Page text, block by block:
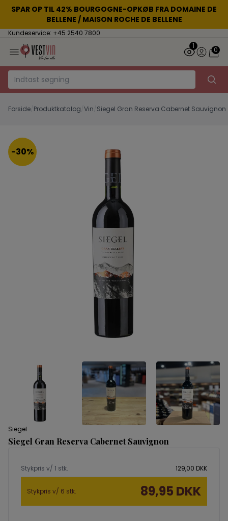
SPAR OP TIL 42% BOURGOGNE-OPKØB FRA DOMAINE DE
BELLENE / MAISON ROCHE DE BELLENE
Kundeservice: +45 2540 7800
1
0
Forside Produktkatalog Vin Siegel Gran Reserva Cabernet Sauvignon
-30%
Siegel
Siegel Gran Reserva Cabernet Sauvignon
Stykpris v/ 1 stk. 129,00 DKK
Stykpris v/ 6 stk. 89,95 DKK